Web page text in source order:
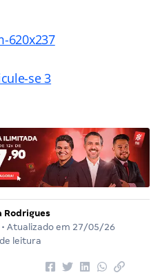
Rodrigues
• Atualizado em 27/05/26
leitura